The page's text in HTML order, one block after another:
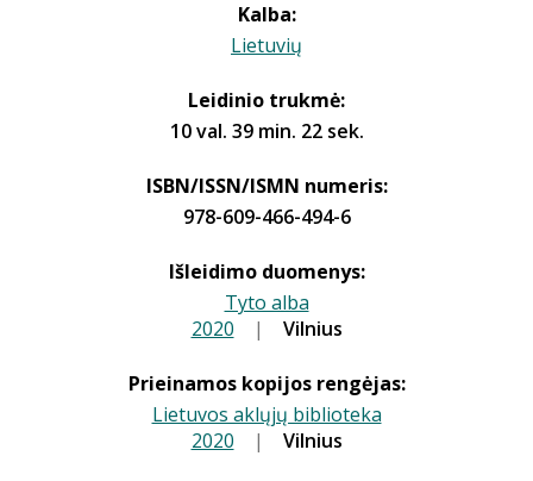
Kalba:
Lietuvių
Leidinio trukmė:
10 val. 39 min. 22 sek.
ISBN/ISSN/ISMN numeris:
978-609-466-494-6
Išleidimo duomenys:
Tyto alba
2020 | Vilnius
Prieinamos kopijos rengėjas:
Lietuvos aklųjų biblioteka
2020 | Vilnius